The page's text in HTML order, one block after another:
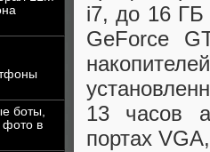
боты,
фото в
i7, до 16 ГБ
GeForce
13 часов
портах